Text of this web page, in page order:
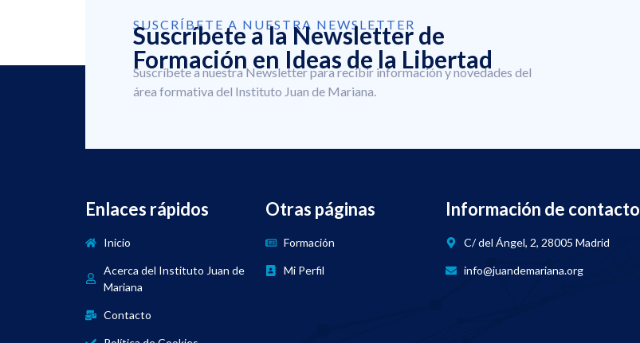
SUSCRÍBETE A NUESTRA NEWSLETTER
Suscríbete a la Newsletter de
Formación en Ideas de la Libertad
Suscríbete a nuestra Newsletter para recibir información y novedades del
área formativa del Instituto Juan de Mariana.
Enlaces rápidos
Inicio
Acerca del Instituto Juan de
Mariana
Contacto
Otras páginas
Formación
Mi Perfil
Información de contacto
C/ del Ángel, 2, 28005 Madrid
info@juandemariana.org